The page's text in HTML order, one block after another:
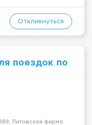
Откликнуться
поездок по
Литовская фирма